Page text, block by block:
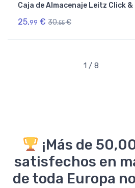
Caja de Almacenaje Leitz Click
25,99 € 30,55 €
1 / 8
¡Más de
satisfechos en
de toda Europa